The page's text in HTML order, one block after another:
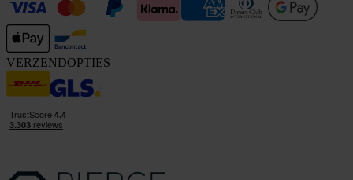
VERZENDOPTIES